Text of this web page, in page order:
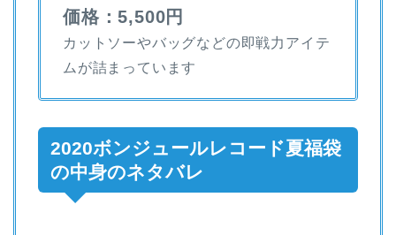
価格：5,500円
カットソーやバッグなどの即戦力アイテ
ムが詰まっています
2020ボンジュールレコード夏福袋
の中身のネタバレ